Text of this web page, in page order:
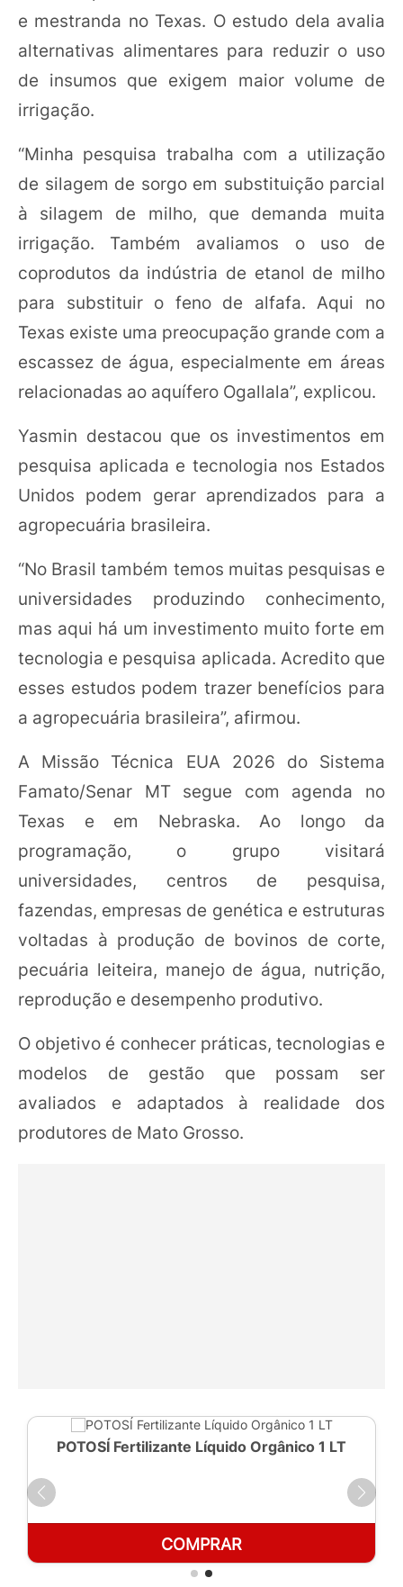
e mestranda no Texas. O estudo dela avalia
alternativas alimentares para reduzir o uso
de insumos que exigem maior volume de
irrigação.
“Minha pesquisa trabalha com a utilização
de silagem de sorgo em substituição parcial
à silagem de milho, que demanda muita
irrigação. Também avaliamos o uso de
coprodutos da indústria de etanol de milho
para substituir o feno de alfafa. Aqui no
Texas existe uma preocupação grande com a
escassez de água, especialmente em áreas
relacionadas ao aquífero Ogallala”, explicou.
Yasmin destacou que os investimentos em
pesquisa aplicada e tecnologia nos Estados
Unidos podem gerar aprendizados para a
agropecuária brasileira.
“No Brasil também temos muitas pesquisas e
universidades produzindo conhecimento,
mas aqui há um investimento muito forte em
tecnologia e pesquisa aplicada. Acredito que
esses estudos podem trazer benefícios para
a agropecuária brasileira”, afirmou.
A Missão Técnica EUA 2026 do Sistema
Famato/Senar MT segue com agenda no
Texas e em Nebraska. Ao longo da
programação, o grupo visitará
universidades, centros de pesquisa,
fazendas, empresas de genética e estruturas
voltadas à produção de bovinos de corte,
pecuária leiteira, manejo de água, nutrição,
reprodução e desempenho produtivo.
O objetivo é conhecer práticas, tecnologias e
modelos de gestão que possam ser
avaliados e adaptados à realidade dos
produtores de Mato Grosso.
POTOSÍ Fertilizante Líquido Orgânico 1 LT
COMPRAR